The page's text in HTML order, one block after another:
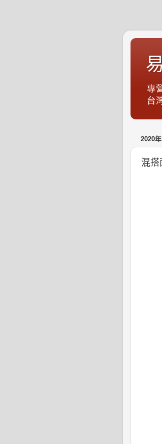
專
台
2020
混搭